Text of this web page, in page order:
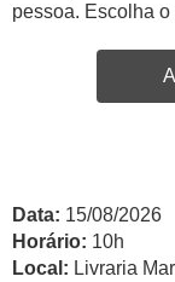
pessoa. Escolha
Data: 15/08/2026
Horário: 10h
Local: Livraria